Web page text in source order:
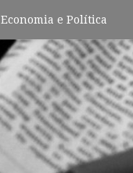
Economia e Política